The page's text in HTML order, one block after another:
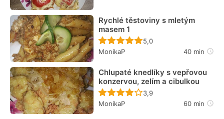
Rychlé těstoviny s mletým
masem 1
Recept ještě nebyl
5,0
MonikaP
40 min
Chlupaté knedlíky s vepřovou
konzervou, zelím a cibulkou
Recept ještě nebyl
3,9
MonikaP
60 min